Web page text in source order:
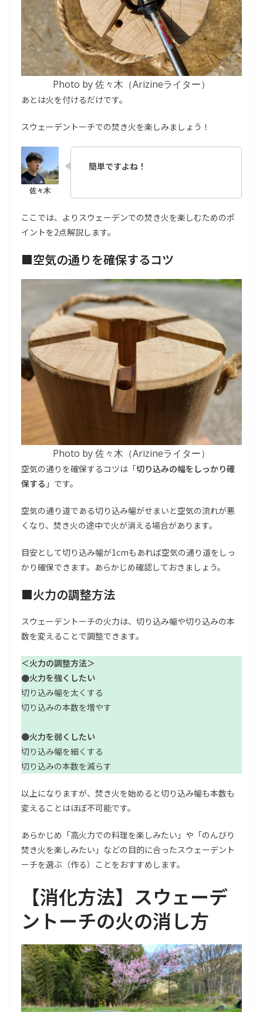
Photo by 佐々木（Arizineライター）
あとは火を付けるだけです。
スウェーデントーチでの焚き火を楽しみましょう！
簡単ですよね！
ここでは、よりスウェーデンでの焚き火を楽しむためのポ
イントを2点解説します。
■空気の通りを確保するコツ
Photo by 佐々木（Arizineライター）
空気の通りを確保するコツは「切り込みの幅をしっかり確
保する 」です。
空気の通り道である切り込み幅がせまいと空気の流れが悪
くなり、焚き火の途中で火が消える場合があります。
目安として切り込み幅が1cmもあれば空気の通り道をしっ
かり確保できます。あらかじめ確認しておきましょう。
■火力の調整方法
スウェーデントーチの火力は、切り込み幅や切り込みの本
数を変えることで調整できます。
＜火力の調整方法＞
●火力を強くしたい
切り込み幅を太くする
切り込みの本数を増やす
●火力を弱くしたい
切り込み幅を細くする
切り込みの本数を減らす
以上になりますが、焚き火を始めると切り込み幅も本数も
変えることはほぼ不可能です。
あらかじめ「高火力での料理を楽しみたい」や「のんびり
焚き火を楽しみたい」などの目的に合ったスウェーデント
ーチを選ぶ（作る）ことをおすすめします。
【消化方法】スウェーデ
ントーチの火の消し方